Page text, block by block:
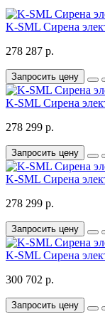
K-SML Cирена
278 287 р.
Запросить цену
K-SML Cирена
278 299 р.
Запросить цену
K-SML Cирена
278 299 р.
Запросить цену
K-SML Cирена
300 702 р.
Запросить цену